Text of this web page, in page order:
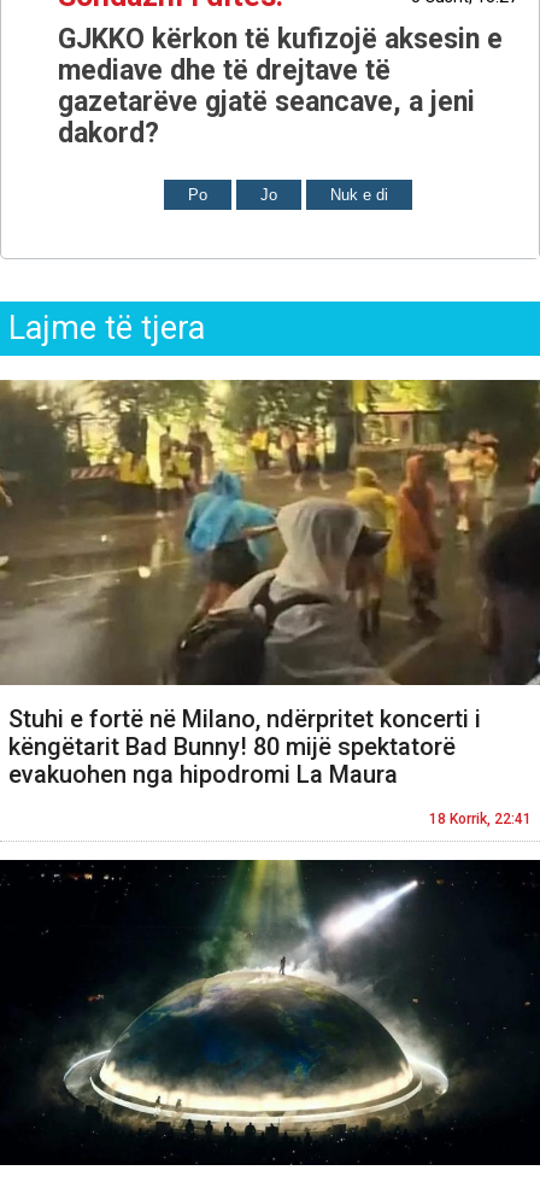
GJKKO kërkon të kufizojë aksesin e
mediave dhe të drejtave të
gazetarëve gjatë seancave, a jeni
dakord?
Po Jo Nuk e di
Lajme të tjera
Stuhi e fortë në Milano, ndërpritet koncerti i
këngëtarit Bad Bunny! 80 mijë spektatorë
evakuohen nga hipodromi La Maura
18 Korrik, 22:41